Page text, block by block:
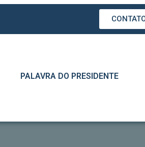
PALAVRA DO PRESIDENTE